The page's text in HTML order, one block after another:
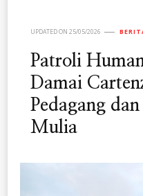
UPDATED ON 25/05/2026
Patroli
Damai
Pedagang
Mulia